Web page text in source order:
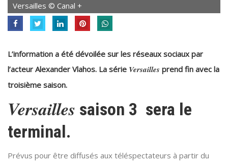
Versailles © Canal +
L’information a été dévoilée sur les réseaux sociaux par
l’acteur Alexander Vlahos. La série Versailles prend fin avec la
troisième saison.
Versailles saison 3 sera le
terminal.
Prévus pour être diffusés aux téléspectateurs à partir du